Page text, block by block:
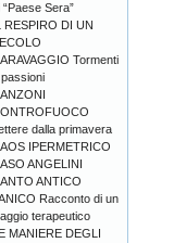
“Paese Sera”
RESPIRO DI UN
Tormenti
dalla primavera
IPERMETRICO
ANGELINI
ANTICO
Racconto di un
terapeutico
MANIERE DEGLI